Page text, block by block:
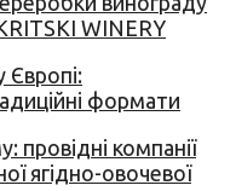
WINERY
Європі:
формати
провідні компанії
ягідно-овочевої